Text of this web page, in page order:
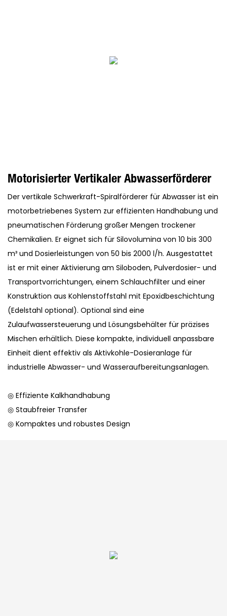
Motorisierter Vertikaler Abwasserförderer
Der vertikale Schwerkraft-Spiralförderer für Abwasser ist ein
motorbetriebenes System zur effizienten Handhabung und
pneumatischen Förderung großer Mengen trockener
Chemikalien. Er eignet sich für Silovolumina von 10 bis 300
m³ und Dosierleistungen von 50 bis 2000 l/h. Ausgestattet
ist er mit einer Aktivierung am Siloboden, Pulverdosier- und
Transportvorrichtungen, einem Schlauchfilter und einer
Konstruktion aus Kohlenstoffstahl mit Epoxidbeschichtung
(Edelstahl optional). Optional sind eine
Zulaufwassersteuerung und Lösungsbehälter für präzises
Mischen erhältlich. Diese kompakte, individuell anpassbare
Einheit dient effektiv als Aktivkohle-Dosieranlage für
industrielle Abwasser- und Wasseraufbereitungsanlagen.
◎ Effiziente Kalkhandhabung
◎ Staubfreier Transfer
◎ Kompaktes und robustes Design